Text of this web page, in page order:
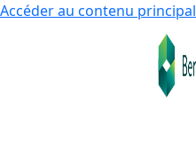
Accéder au contenu principal